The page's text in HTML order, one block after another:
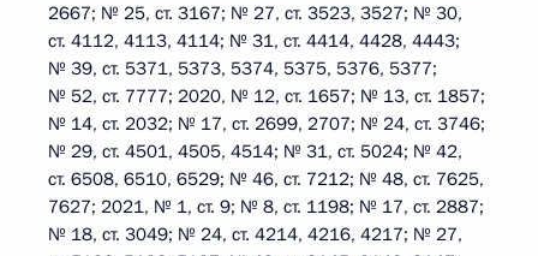
2667; № 25, ст. 3167; № 27, ст. 3523, 3527; № 30,
ст. 4112, 4113, 4114; № 31, ст. 4414, 4428, 4443;
№ 39, ст. 5371, 5373, 5374, 5375, 5376, 5377;
№ 52, ст. 7777; 2020, № 12, ст. 1657; № 13, ст. 1857;
№ 14, ст. 2032; № 17, ст. 2699, 2707; № 24, ст. 3746;
№ 29, ст. 4501, 4505, 4514; № 31, ст. 5024; № 42,
ст. 6508, 6510, 6529; № 46, ст. 7212; № 48, ст. 7625,
7627; 2021, № 1, ст. 9; № 8, ст. 1198; № 17, ст. 2887;
№ 18, ст. 3049; № 24, ст. 4214, 4216, 4217; № 27,